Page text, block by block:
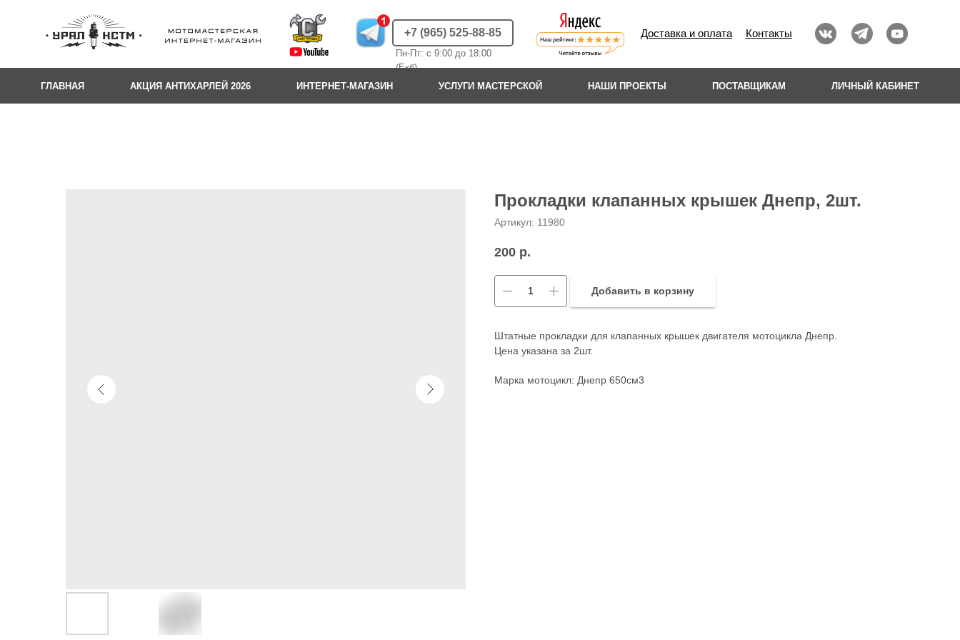
Контакты
Доставка и оплата
+7 (965) 525-88-85
Пн-Пт: с 9:00 до 18:00
(Екб)
ГЛАВНАЯ
АКЦИЯ АНТИХАРЛЕЙ 2026 ИНТЕРНЕТ-МАГАЗИН УСЛУГИ МАСТЕРСКОЙ НАШИ ПРОЕКТЫ ПОСТАВЩИКАМ ЛИЧНЫЙ КАБИНЕТ
Прокладки клапанных крышек Днепр, 2шт.
Артикул: 11980
200 р.
Добавить в корзину
Штатные прокладки для клапанных крышек двигателя мотоцикла Днепр.
Цена указана за 2шт.
Марка мотоцикл: Днепр 650см3